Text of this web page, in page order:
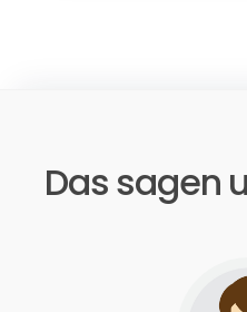
Das sagen